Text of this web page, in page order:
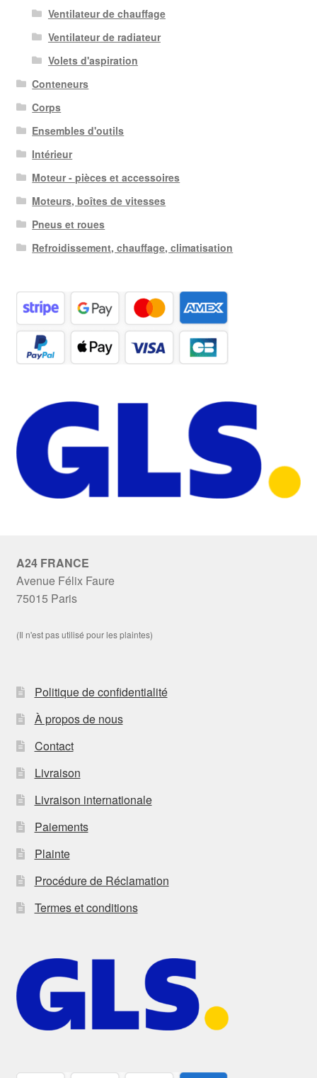
Ventilateur de chauffage
Ventilateur de radiateur
Volets d'aspiration
Conteneurs
Corps
Ensembles d'outils
Intérieur
Moteur - pièces et accessoires
Moteurs, boîtes de vitesses
Pneus et roues
Refroidissement, chauffage, climatisation
A24 FRANCE
Avenue Félix Faure
75015 Paris
(Il n'est pas utilisé pour les plaintes)
Politique de confidentialité
À propos de nous
Contact
Livraison
Livraison internationale
Paiements
Plainte
Procédure de Réclamation
Termes et conditions